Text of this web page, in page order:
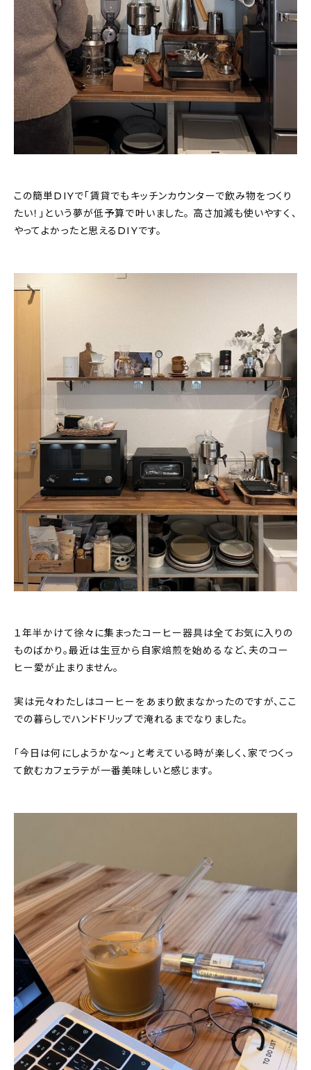
この簡単DIYで「賃貸でもキッチンカウンターで飲み物をつくり
たい！」という夢が低予算で叶いました。 高さ加減も使いやすく、
やってよかったと思えるDIYです。
１年半かけて徐々に集まったコーヒー器具は全てお気に入りの
ものばかり。最近は生豆から自家焙煎を始めるなど、夫のコー
ヒー愛が止まりません。
実は元々わたしはコーヒーをあまり飲まなかったのですが、ここ
での暮らしでハンドドリップで淹れるまでなりました。
「今日は何にしようかな〜」と考えている時が楽しく、家でつくっ
て飲むカフェラテが一番美味しいと感じます。